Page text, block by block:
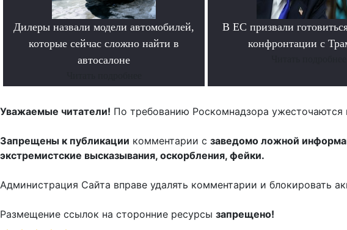
Дилеры назвали модели автомобилей,
которые сейчас сложно найти в
автосалоне
В ЕС призвали
конфронтации с
Уважаемые читатели! По требованию Роскомнадзора ужесточаются
Запрещены к публикации комментарии с заведомо ложной
экстремистские высказывания, оскорбления, фейки.
Администрация Сайта вправе удалять комментарии и блокировать
Размещение ссылок на сторонние ресурсы запрещено!